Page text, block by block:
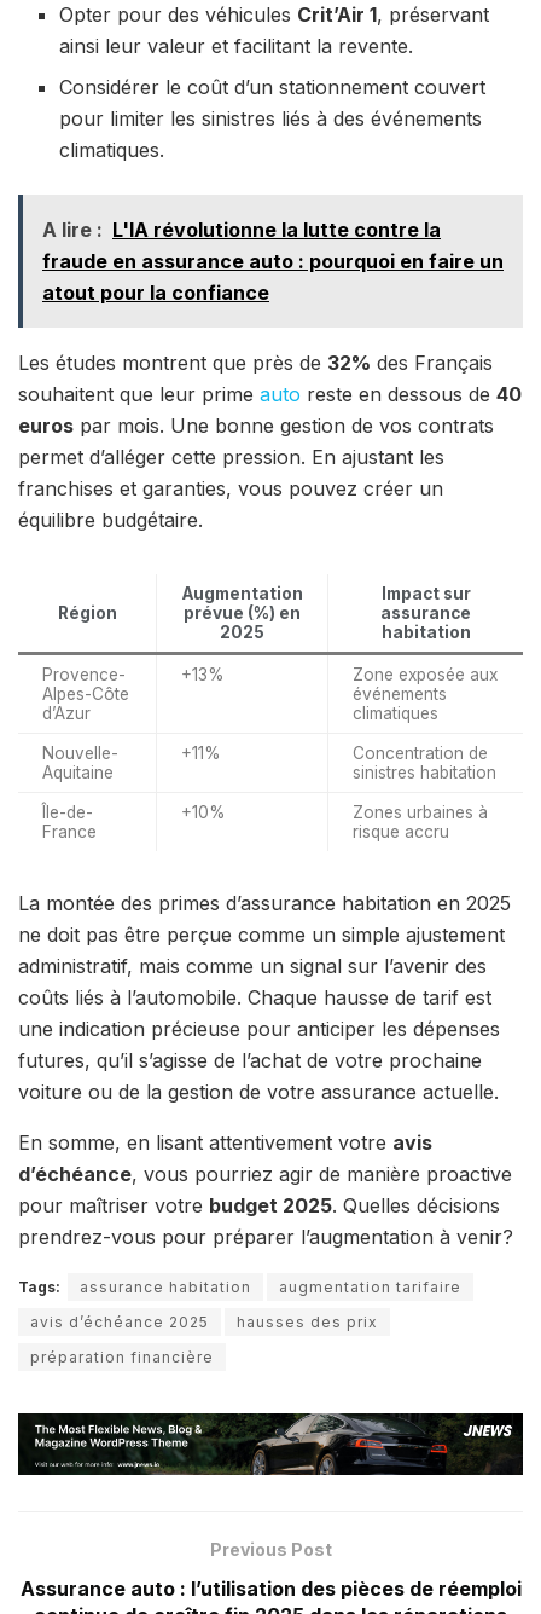
Opter pour des véhicules Crit’Air 1, préservant
ainsi leur valeur et facilitant la revente.
Considérer le coût d’un stationnement couvert
pour limiter les sinistres liés à des événements
climatiques.
A lire : L'IA révolutionne la lutte contre la
fraude en assurance auto : pourquoi en faire un
atout pour la confiance
Les études montrent que près de 32% des Français
souhaitent que leur prime auto reste en dessous de 40
euros par mois. Une bonne gestion de vos contrats
permet d’alléger cette pression. En ajustant les
franchises et garanties, vous pouvez créer un
équilibre budgétaire.
Région
Augmentation
prévue (%) en
2025
Impact sur
assurance
habitation
Provence-
Alpes-Côte
d’Azur
+13%
Zone exposée aux
événements
climatiques
Nouvelle-
Aquitaine
+11%
Concentration de
sinistres habitation
Île-de-
France
+10%
Zones urbaines à
risque accru
La montée des primes d’assurance habitation en 2025
ne doit pas être perçue comme un simple ajustement
administratif, mais comme un signal sur l’avenir des
coûts liés à l’automobile. Chaque hausse de tarif est
une indication précieuse pour anticiper les dépenses
futures, qu’il s’agisse de l’achat de votre prochaine
voiture ou de la gestion de votre assurance actuelle.
En somme, en lisant attentivement votre avis
d’échéance, vous pourriez agir de manière proactive
pour maîtriser votre budget 2025. Quelles décisions
prendrez-vous pour préparer l’augmentation à venir?
Tags: assurance habitation
augmentation tarifaire
avis d’échéance 2025
hausses des prix
préparation financière
Previous Post
Assurance auto : l’utilisation des pièces de réemploi